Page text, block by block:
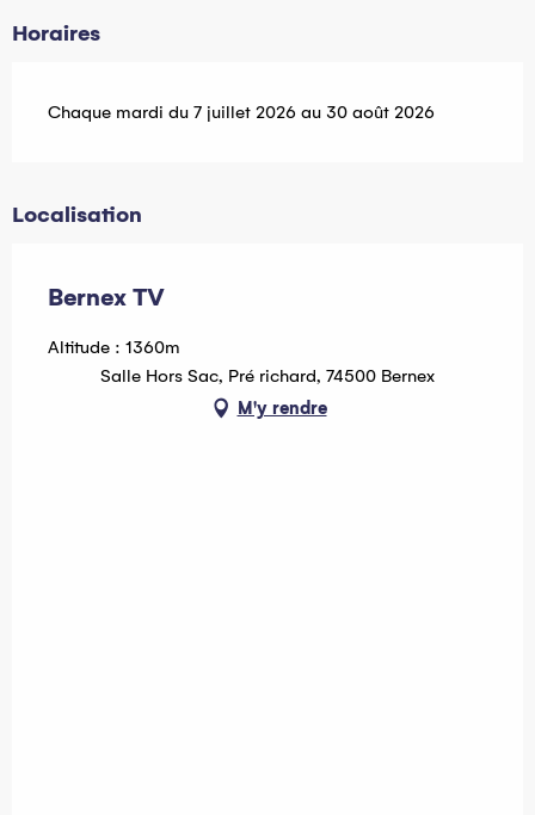
Horaires
Chaque mardi du 7 juillet 2026 au 30 août 2026
Localisation
Bernex TV
Altitude : 1360m
Salle Hors Sac, Pré richard, 74500 Bernex
M'y rendre